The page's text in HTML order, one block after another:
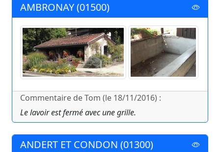
AMBRONAY (01500)
Commentaire de Tom (le 18/11/2016) :
Le lavoir est fermé avec une grille.
ANDERT ET CONDON (01300)